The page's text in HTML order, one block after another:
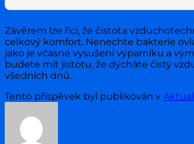
Závěrem lze říci, že čistota
celkový komfort. Nenechte bakterie
jako je včasné vysušení výparníku a
budete mít jistotu, že dýcháte čistý
všedních dnů.
Tento příspěvek byl publikován v